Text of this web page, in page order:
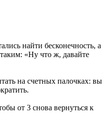
найти бесконечность, а
«Ну что ж, давайте
на счетных палочках: вы
от 3 снова вернуться к